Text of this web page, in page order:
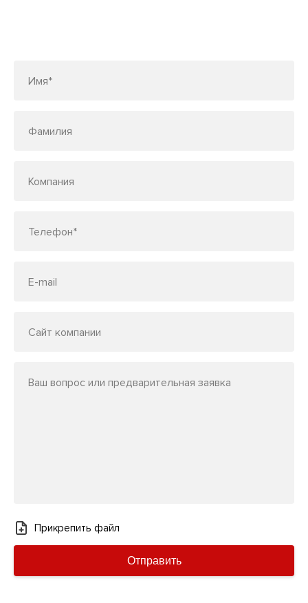
Имя*
Фамилия
Компания
Телефон*
E-mail
Сайт компании
Ваш вопрос или предварительная заявка
Прикрепить файл
Отправить